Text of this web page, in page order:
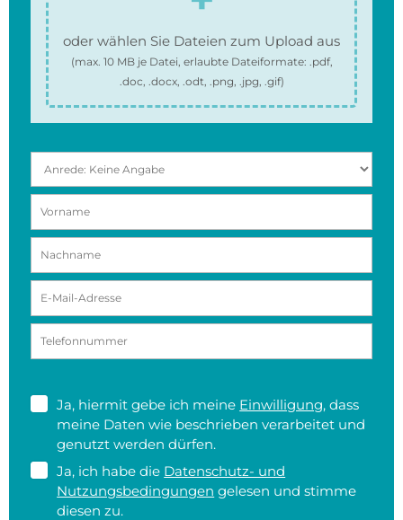
oder wählen Sie Dateien zum Upload aus
(max. 10 MBje Datei, erlaubte Dateiformate: .pdf,
.doc, .docx, .odt, .png, .jpg, .gif)
Ja, hiermit gebe ich meine Einwilligung, dass
meine Daten wie beschrieben verarbeitet und
genutzt werden dürfen.
Ja, ich habe die Datenschutz- und
Nutzungsbedingungen gelesen und stimme
diesen zu.